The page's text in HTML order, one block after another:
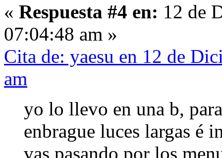
« Respuesta #4 en: 12 de
07:04:48 am »
Cita de: yaesu en 12 de
am
yo lo llevo en una b,
enbrague luces largas é
vas pasando por los